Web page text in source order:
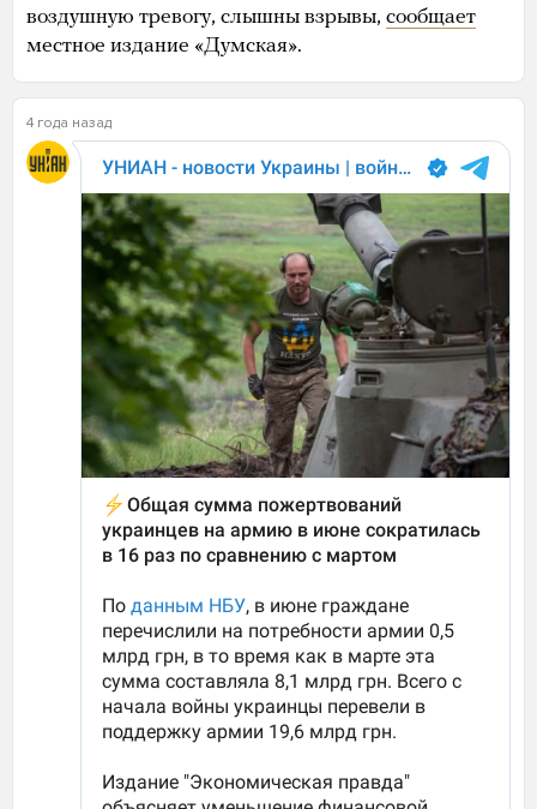
воздушную тревогу, слышны взрывы, сообщает
местное издание «Думская».
4 года назад